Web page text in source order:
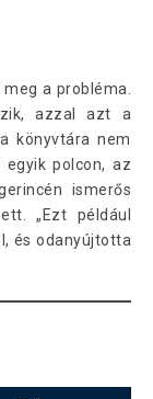
a probléma.
azzal azt a
könyvtára nem
polcon, az
ismerős
„Ezt például
és odanyújtotta